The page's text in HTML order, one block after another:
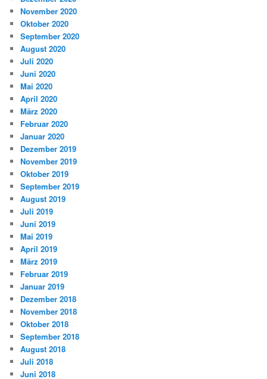
November 2020
Oktober 2020
September 2020
August 2020
Juli 2020
Juni 2020
Mai 2020
April 2020
März 2020
Februar 2020
Januar 2020
Dezember 2019
November 2019
Oktober 2019
September 2019
August 2019
Juli 2019
Juni 2019
Mai 2019
April 2019
März 2019
Februar 2019
Januar 2019
Dezember 2018
November 2018
Oktober 2018
September 2018
August 2018
Juli 2018
Juni 2018